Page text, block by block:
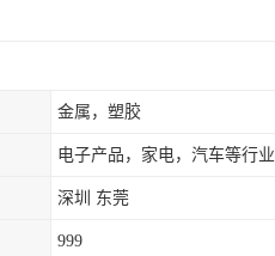
金属，塑胶
电子产品，家电，汽车等行业
深圳 东莞
999